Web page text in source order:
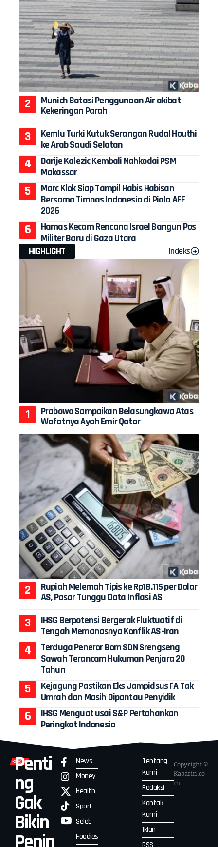
Munich Batasi Penggunaan Air akibat
Kekeringan Parah
Kemlu Turki Kutuk Serangan Rudal Houthi
ke Arab Saudi Selatan
Darije Kalezic Kembali Nahkodai PSM
Makassar
Marc Klok Siap Tampil Habis Habisan
Bersama Timnas Indonesia di Piala AFF
2026
Hamas Kecam Rencana Israel Bangun Pos
Militer Baru di Gaza Utara
HIGHLIGHT
Indeks
Prabowo Sampaikan Belasungkawa Atas
Wafatnya Ayah Emir Qatar
Rupiah Melemah Tipis ke Rp18.115 per Dolar
AS, Pasar Tunggu Data Inflasi AS
IHSG Berpotensi Bergerak Fluktuatif di
Tengah Memanasnya Konflik AS-Iran
Terduga Peneror Bom SDN Srengseng
Sawah Terancam Hukuman Penjara 20
Tahun
Kejagung Pastikan Eks Jampidsus FA Tak
Umrah dan Masih Dipantau Penyidik
IHSG Menguat usai S&P Pertahankan
Peringkat Indonesia
Penti
ng
Gak
Bikin
News
Money
Health
Sport
Seleb
Foodies
Tentang
Kami
Redaksi
Kontak
Kami
Iklan
RSS
Copyright ©
Kabarin.co
m